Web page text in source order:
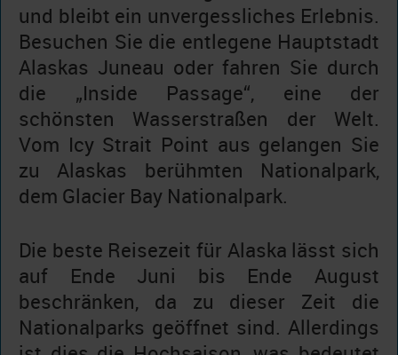
und bleibt ein unvergessliches Erlebnis.
Besuchen Sie die entlegene Hauptstadt
Alaskas Juneau oder fahren Sie durch
die „Inside Passage“, eine der
schönsten Wasserstraßen der Welt.
Vom Icy Strait Point aus gelangen Sie
zu Alaskas berühmten Nationalpark,
dem Glacier Bay Nationalpark.
Die beste Reisezeit für Alaska lässt sich
auf Ende Juni bis Ende August
beschränken, da zu dieser Zeit die
Nationalparks geöffnet sind. Allerdings